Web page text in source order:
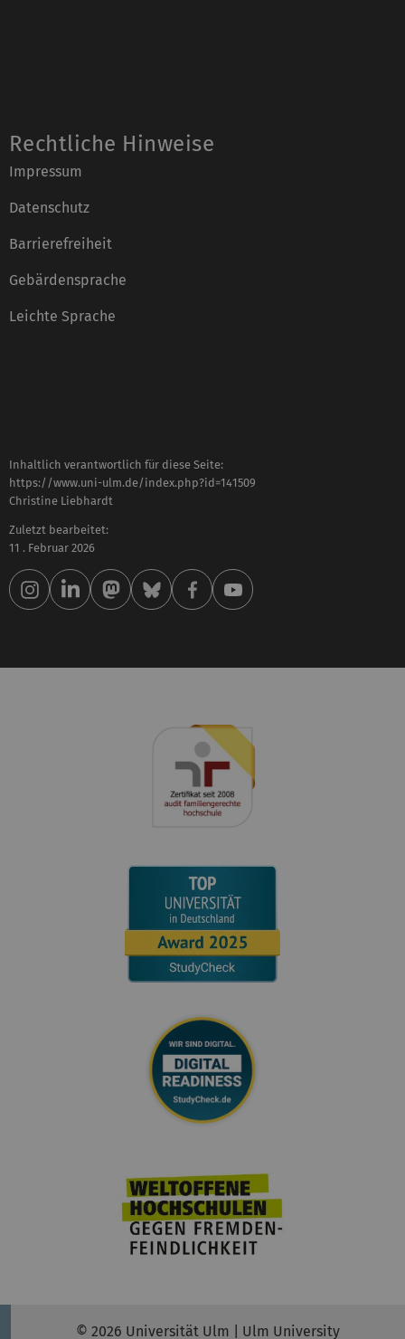
Rechtliche Hinweise
Impressum
Datenschutz
Barrierefreiheit
Gebärdensprache
Leichte Sprache
Inhaltlich verantwortlich für diese Seite:
https://www.uni-ulm.de/index.php?id=141509
Christine Liebhardt
Zuletzt bearbeitet:
11 . Februar 2026
© 2026 Universität Ulm | Ulm University